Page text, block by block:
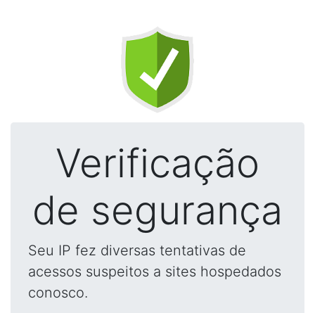
Verificação
de segurança
Seu IP fez diversas tentativas de
acessos suspeitos a sites hospedados
conosco.